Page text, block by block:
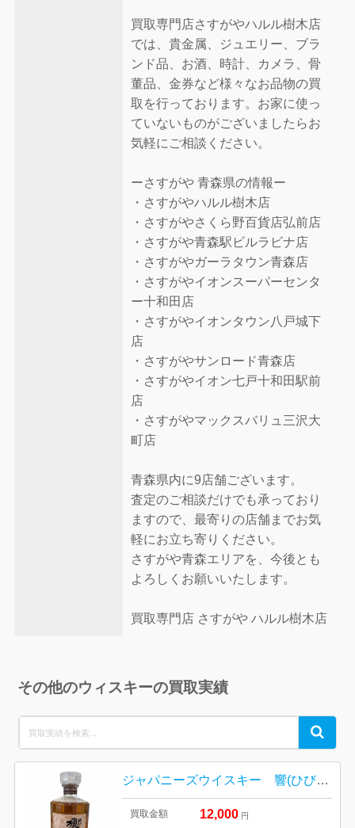
買取専門店さすがやハルル樹木店
では、貴金属、ジュエリー、ブラ
ンド品、お酒、時計、カメラ、骨
董品、金券など様々なお品物の買
取を行っております。お家に使っ
ていないものがございましたらお
気軽にご相談ください。
ーさすがや 青森県の情報ー
・さすがやハルル樹木店
・さすがやさくら野百貨店弘前店
・さすがや青森駅ビルラビナ店
・さすがやガーラタウン青森店
・さすがやイオンスーパーセンタ
ー十和田店
・さすがやイオンタウン八戸城下
店
・さすがやサンロード青森店
・さすがやイオン七戸十和田駅前
店
・さすがやマックスバリュ三沢大
町店
青森県内に9店舗ございます。
査定のご相談だけでも承っており
ますので、最寄りの店舗までお気
軽にお立ち寄りください。
さすがや青森エリアを、今後とも
よろしくお願いいたします。
買取専門店 さすがや ハルル樹木店
その他のウィスキーの買取実績
for:
Search
ジャパニーズウイスキー 響(ひびき）BLENDER’S CHOICE（ブレンダーズ チョイス）
買取金額 12,000 円